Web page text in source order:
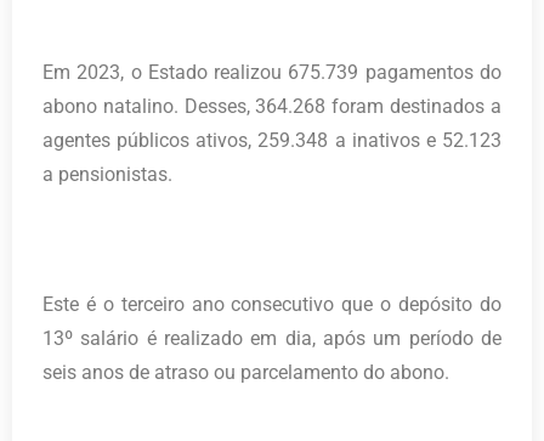
Em 2023, o Estado realizou 675.739 pagamentos do
abono natalino. Desses, 364.268 foram destinados a
agentes públicos ativos, 259.348 a inativos e 52.123
a pensionistas.
Este é o terceiro ano consecutivo que o depósito do
13º salário é realizado em dia, após um período de
seis anos de atraso ou parcelamento do abono.